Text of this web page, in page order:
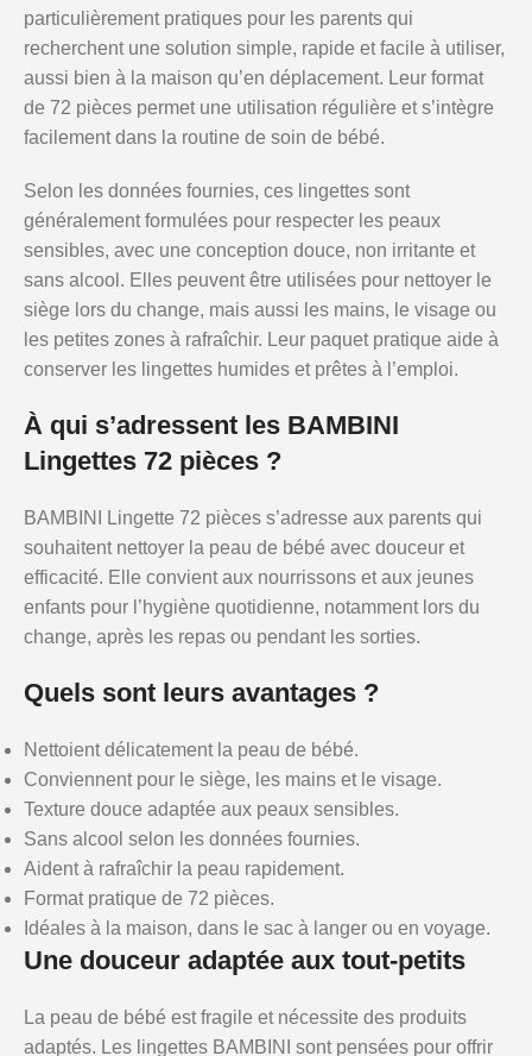
particulièrement pratiques pour les parents qui
recherchent une solution simple, rapide et facile à utiliser,
aussi bien à la maison qu’en déplacement. Leur format
de 72 pièces permet une utilisation régulière et s’intègre
facilement dans la routine de soin de bébé.
Selon les données fournies, ces lingettes sont
généralement formulées pour respecter les peaux
sensibles, avec une conception douce, non irritante et
sans alcool. Elles peuvent être utilisées pour nettoyer le
siège lors du change, mais aussi les mains, le visage ou
les petites zones à rafraîchir. Leur paquet pratique aide à
conserver les lingettes humides et prêtes à l’emploi.
À qui s’adressent les BAMBINI
Lingettes 72 pièces ?
BAMBINI Lingette 72 pièces s’adresse aux parents qui
souhaitent nettoyer la peau de bébé avec douceur et
efficacité. Elle convient aux nourrissons et aux jeunes
enfants pour l’hygiène quotidienne, notamment lors du
change, après les repas ou pendant les sorties.
Quels sont leurs avantages ?
Nettoient délicatement la peau de bébé.
Conviennent pour le siège, les mains et le visage.
Texture douce adaptée aux peaux sensibles.
Sans alcool selon les données fournies.
Aident à rafraîchir la peau rapidement.
Format pratique de 72 pièces.
Idéales à la maison, dans le sac à langer ou en voyage.
Une douceur adaptée aux tout-petits
La peau de bébé est fragile et nécessite des produits
adaptés. Les lingettes BAMBINI sont pensées pour offrir